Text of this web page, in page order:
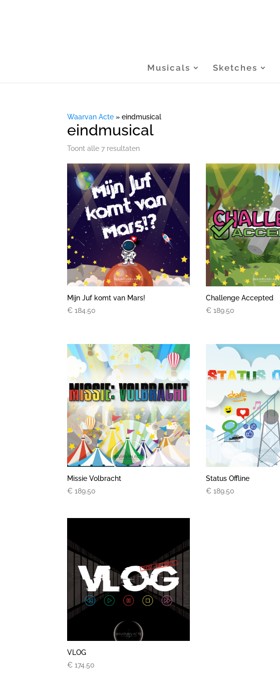
Musicals Sketches
Waarvan Acte »eindmusical
eindmusical
Toont alle 7 resultatenGesorteerd
nieuwste
Mijn Juf komt van Mars!
€ 184.50
Challenge Accepted
€ 189.50
Missie Volbracht
€ 189.50
Status Offline
€ 189.50
VLOG
€ 174.50